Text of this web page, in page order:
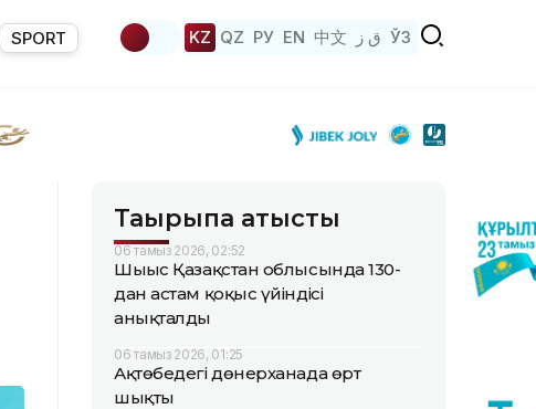
SPORT KZ QZ РУ EN 中文 ق ز ЎЗ
Тақырыпқа қатысты
06 тамыз 2026, 02:52
Шығыс Қазақстан облысында 130-
дан астам қоқыс үйіндісі
анықталды
06 тамыз 2026, 01:25
Ақтөбедегі дөнерханада өрт
шықты